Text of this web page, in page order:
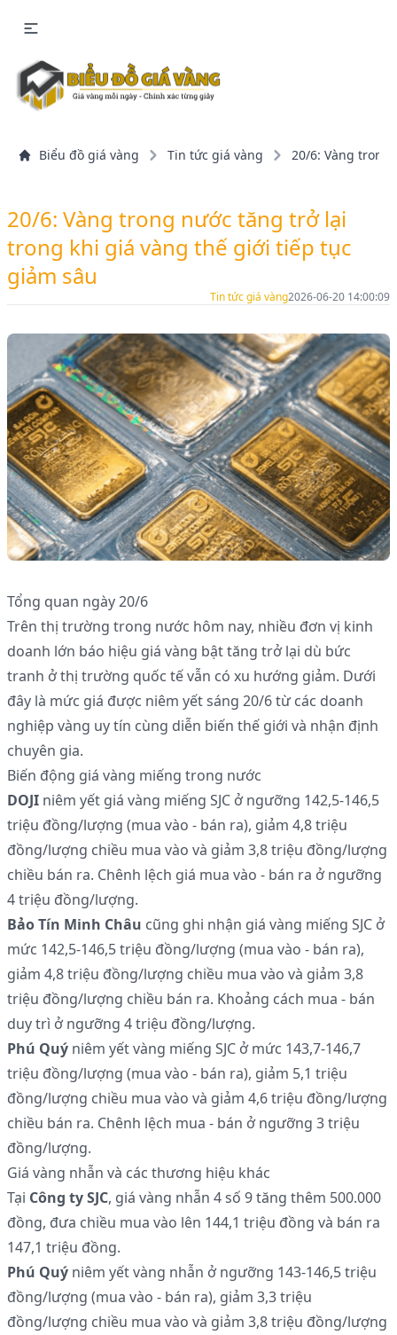
Biểu đồ giá vàng Tin tức giá vàng 20/6: Vàng
20/6: Vàng trong nước tăng trở lại
trong khi giá vàng thế giới tiếp tục
giảm sâu
Tin tức giá vàng2026-06-20 14:00:09
Tổng quan ngày 20/6
Trên thị trường trong nước hôm nay, nhiều đơn vị kinh
doanh lớn báo hiệu giá vàng bật tăng trở lại dù bức
tranh ở thị trường quốc tế vẫn có xu hướng giảm. Dưới
đây là mức giá được niêm yết sáng 20/6 từ các doanh
nghiệp vàng uy tín cùng diễn biến thế giới và nhận định
chuyên gia.
Biến động giá vàng miếng trong nước
DOJI niêm yết giá vàng miếng SJC ở ngưỡng 142,5-146,5
triệu đồng/lượng (mua vào - bán ra), giảm 4,8 triệu
đồng/lượng chiều mua vào và giảm 3,8 triệu đồng/lượng
chiều bán ra. Chênh lệch giá mua vào - bán ra ở ngưỡng
4 triệu đồng/lượng.
Bảo Tín Minh Châu cũng ghi nhận giá vàng miếng SJC ở
mức 142,5-146,5 triệu đồng/lượng (mua vào - bán ra),
giảm 4,8 triệu đồng/lượng chiều mua vào và giảm 3,8
triệu đồng/lượng chiều bán ra. Khoảng cách mua - bán
duy trì ở ngưỡng 4 triệu đồng/lượng.
Phú Quý niêm yết vàng miếng SJC ở mức 143,7-146,7
triệu đồng/lượng (mua vào - bán ra), giảm 5,1 triệu
đồng/lượng chiều mua vào và giảm 4,6 triệu đồng/lượng
chiều bán ra. Chênh lệch mua - bán ở ngưỡng 3 triệu
đồng/lượng.
Giá vàng nhẫn và các thương hiệu khác
Tại Công ty SJC, giá vàng nhẫn 4 số 9 tăng thêm 500.000
đồng, đưa chiều mua vào lên 144,1 triệu đồng và bán ra
147,1 triệu đồng.
Phú Quý niêm yết vàng nhẫn ở ngưỡng 143-146,5 triệu
đồng/lượng (mua vào - bán ra), giảm 3,3 triệu
đồng/lượng chiều mua vào và giảm 3,8 triệu đồng/lượng